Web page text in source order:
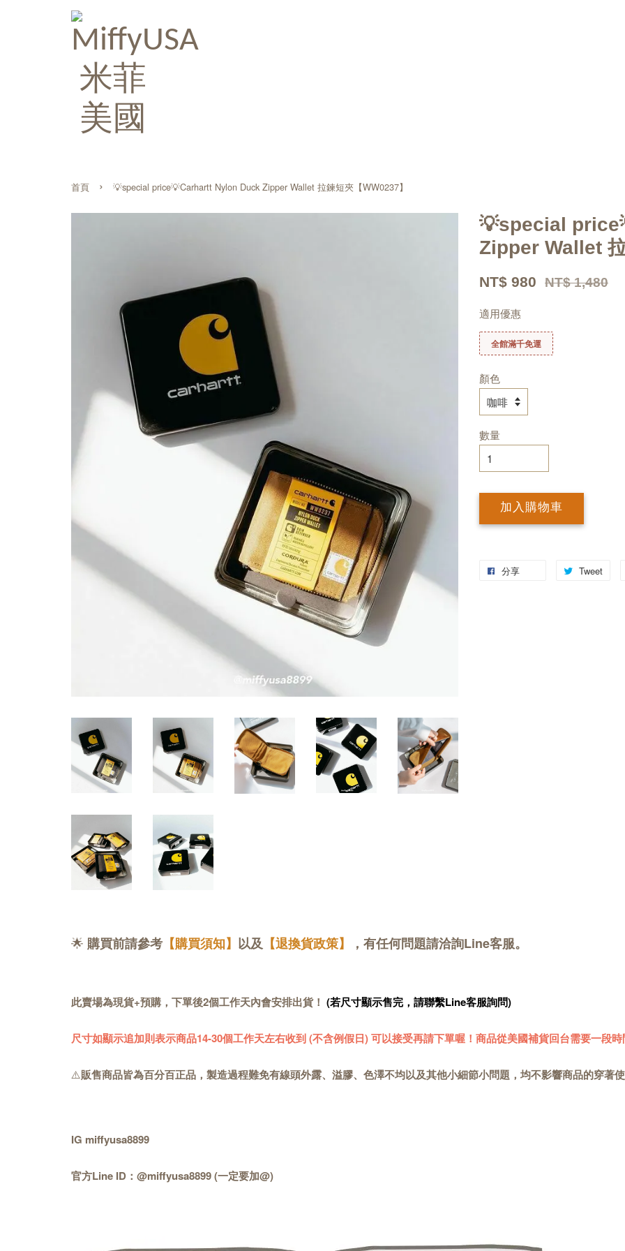
首頁 › 💡special price💡Carhartt Nylon Duck Zipper Wallet 拉鍊短夾【WW0237】
💡special
Zipper Wallet
NT$ 980 NT$ 1,480
適用優惠
全館滿千免運
顏色
數量
加入購物車
分享 Tweet
🌟 購買前請參考 【購買須知】 以及 【退換貨政策】 ，有任何問題請洽詢Line客服。
此賣場為現貨+預購，下單後2個工作天內會安排出貨！ (若尺寸顯示售完，請聯繫Line客服詢問)
尺寸如顯示追加則表示商品14-30個工作天左右收到 (不含例假日) 可以接受再請下單喔！商品從美國補貨回台需要一段時
⚠️販售商品皆為百分百正品，製造過程難免有線頭外露、溢膠、色澤不均以及其他小細節小問題，均不影響商品的穿著
IG miffyusa8899
官方Line ID：@miffyusa8899 (一定要加@)